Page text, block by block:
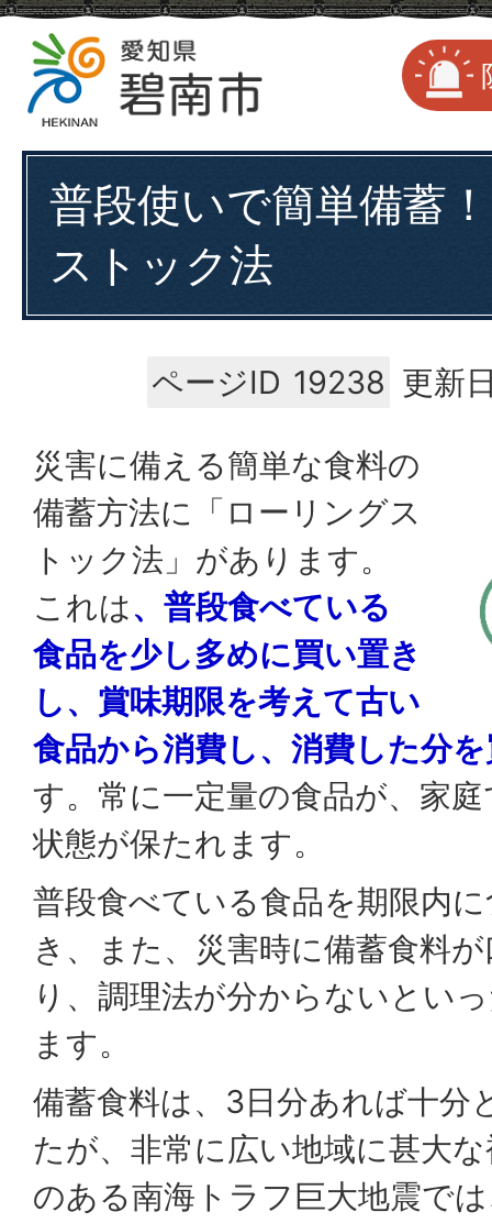
普段使いで簡単備蓄
ストック法
ページID 19238 更新
災害に備える簡単な食料の
備蓄方法に「ローリングス
トック法」があります。
これは、普段食べている
食品を少し多めに買い置き
し、賞味期限を考えて古い
食品から消費し、消費した分
す。常に一定量の食品が、家
状態が保たれます。
普段食べている食品を期限内
き、また、災害時に備蓄食料
り、調理法が分からないとい
ます。
備蓄食料は、3日分あれば十分
たが、非常に広い地域に甚大
のある南海トラフ巨大地震で